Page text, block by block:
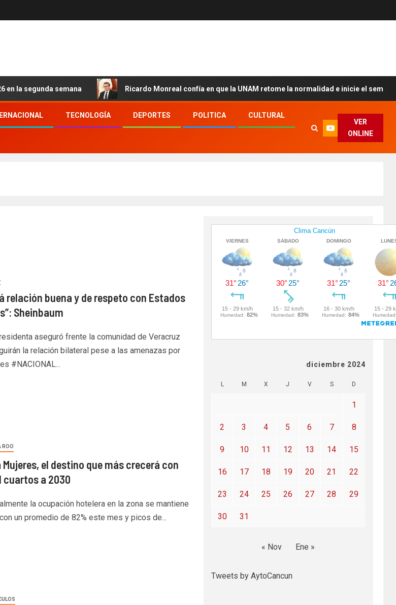
semana Ricardo Monreal confía en que la UNAM retome la normalidad e inicie el semestre mediante
TECNOLOGÍA DEPORTES POLITICA CULTURAL
VER
ONLINE
relación buena y de respeto con Estados
Sheinbaum
aseguró frente la comunidad de Veracruz
la relación bilateral pese a las amenazas por
#NACIONAL...
ROO
Mujeres, el destino que más crecerá con
cuartos a 2030
la ocupación hotelera en la zona se mantiene
un promedio de 82% este mes y picos de...
diciembre 2024
L M X J V S D
1
2 3 4 5 6 7 8
9 10 11 12 13 14 15
16 17 18 19 20 21 22
23 24 25 26 27 28 29
30 31
« Nov Ene »
Tweets by AytoCancun